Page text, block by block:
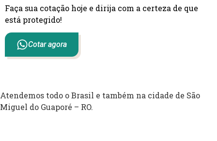
Faça sua cotação hoje e dirija com a certeza de que
está protegido!
Cotar agora
Atendemos todo o Brasil e também na cidade de São
Miguel do Guaporé – RO.